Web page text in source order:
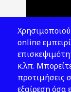
online
κ.λπ.
προτιμήσεις
εξαίρεση όσα